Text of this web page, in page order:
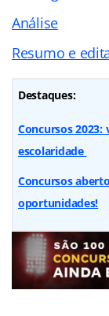
Análise
Resumo e
Destaques:
Concursos 2023:
escolaridade
Concursos
oportunidades!